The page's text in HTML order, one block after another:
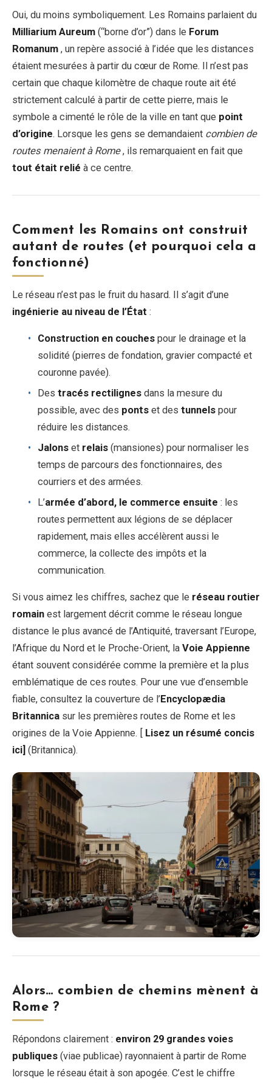
Oui, du moins symboliquement. Les Romains parlaient du
Milliarium Aureum (“borne d’or”) dans le Forum
Romanum , un repère associé à l’idée que les distances
étaient mesurées à partir du cœur de Rome. Il n’est pas
certain que chaque kilomètre de chaque route ait été
strictement calculé à partir de cette pierre, mais le
symbole a cimenté le rôle de la ville en tant que point
d’origine. Lorsque les gens se demandaient combien de
routes menaient à Rome, ils remarquaient en fait que
tout était relié à ce centre.
Comment les Romains ont construit
autant de routes (et pourquoi cela a
fonctionné)
Le réseau n’est pas le fruit du hasard. Il s’agit d’une
ingénierie au niveau de l’État :
Construction en couches pour le drainage et la
solidité (pierres de fondation, gravier compacté et
couronne pavée).
Des tracés rectilignes dans la mesure du
possible, avec des ponts et des tunnels pour
réduire les distances.
Jalons et relais (mansiones) pour normaliser les
temps de parcours des fonctionnaires, des
courriers et des armées.
L’armée d’abord, le commerce ensuite : les
routes permettent aux légions de se déplacer
rapidement, mais elles accélèrent aussi le
commerce, la collecte des impôts et la
communication.
Si vous aimez les chiffres, sachez que le réseau routier
romain est largement décrit comme le réseau longue
distance le plus avancé de l’Antiquité, traversant l’Europe,
l’Afrique du Nord et le Proche-Orient, la Voie Appienne
étant souvent considérée comme la première et la plus
emblématique de ces routes. Pour une vue d’ensemble
fiable, consultez la couverture de l’Encyclopædia
Britannica sur les premières routes de Rome et les
origines de la Voie Appienne. [ Lisez un résumé concis
ici] (Britannica).
Alors… combien de chemins mènent à
Rome ?
Répondons clairement : environ 29 grandes voies
publiques (viae publicae) rayonnaient à partir de Rome
lorsque le réseau était à son apogée. C’est le chiffre